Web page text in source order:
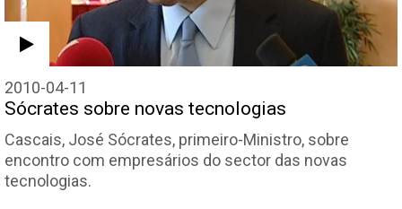
2010-04-11
Sócrates sobre novas tecnologias
Cascais, José Sócrates, primeiro-Ministro, sobre
encontro com empresários do sector das novas
tecnologias.